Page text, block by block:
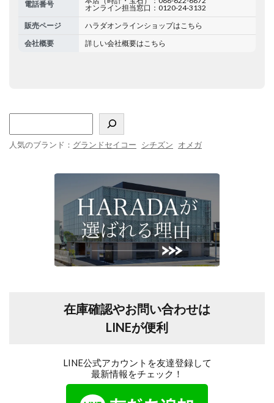
電話番号
オンライン担当窓口：0120-24-3132
販売ページ
ハラダオンラインショップはこちら
会社概要
詳しい会社概要はこちら
人気のブランド： グランドセイコー シチズン オメガ
在庫確認やお問い合わせは
LINEが便利
LINE公式アカウントを友達登録して
最新情報をチェック！